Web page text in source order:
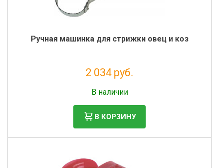
Ручная машинка для стрижки овец и коз
2 034 руб.
В наличии
В КОРЗИНУ